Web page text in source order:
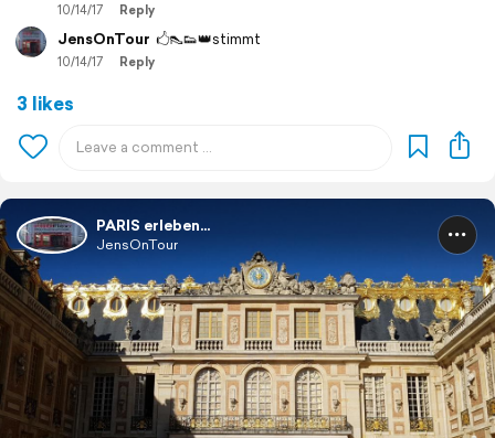
10/14/17 Reply
JensOnTour 🖒👠👟👑stimmt
10/14/17 Reply
3 likes
PARIS erleben...
JensOnTour